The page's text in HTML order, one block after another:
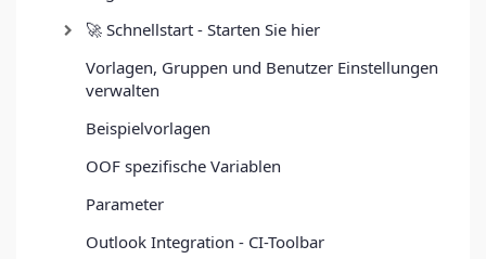
🚀 Schnellstart - Starten Sie hier
Vorlagen, Gruppen und Benutzer Einstellungen
verwalten
Beispielvorlagen
OOF spezifische Variablen
Parameter
Outlook Integration - CI-Toolbar